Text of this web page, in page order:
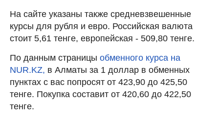
На сайте указаны также средневзвешенные
курсы для рубля и евро. Российская валюта
стоит 5,61 тенге, европейская - 509,80 тенге.
По данным страницы обменного курса на
NUR.KZ, в Алматы за 1 доллар в обменных
пунктах с вас попросят от 423,90 до 425,50
тенге. Покупка составит от 420,60 до 422,50
тенге.